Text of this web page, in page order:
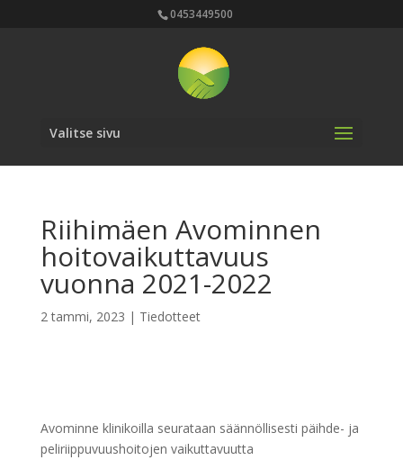
0453449500
Valitse sivu
Riihimäen Avominnen
hoitovaikuttavuus
vuonna 2021-2022
2 tammi, 2023 | Tiedotteet
Avominne klinikoilla seurataan säännöllisesti päihde- ja
peliriippuvuushoitojen vaikuttavuutta